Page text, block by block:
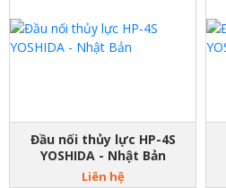
Đầu nối thủy lực HP-4S
YOSHIDA - Nhật Bản
Liên hệ